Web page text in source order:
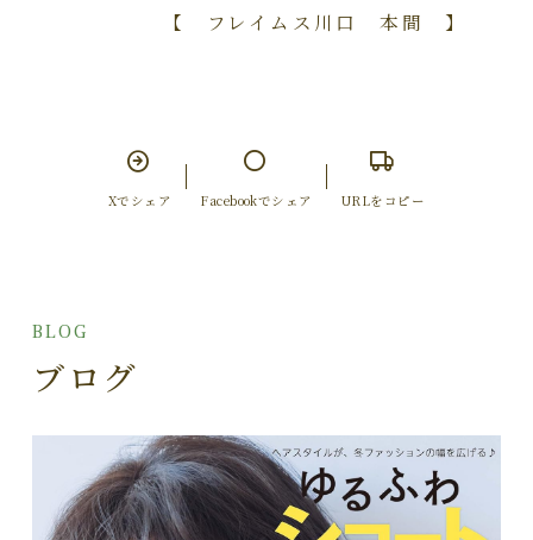
【 フレイムス川口 本間 】
Xでシェア Facebookでシェア URLをコピー
BLOG
ブログ